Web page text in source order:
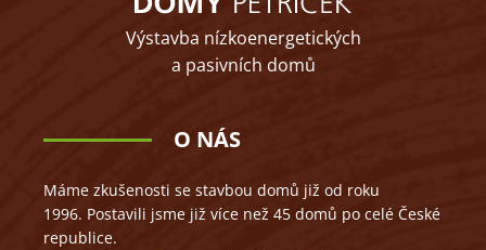
Výstavba nízkoenergetických
a pasivních domů
O NÁS
Máme zkušenosti se stavbou domů již od roku
1996. Postavili jsme již více než 45 domů po celé České
republice.